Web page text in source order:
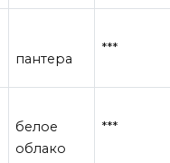
пантера
***
белое
облако
***